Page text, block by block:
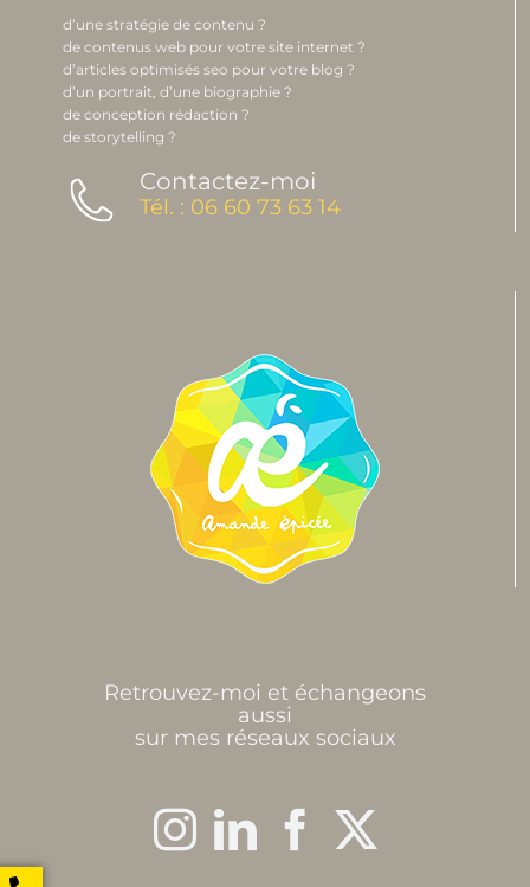
d’une stratégie de contenu ?
de contenus web pour votre site internet ?
d’articles optimisés seo pour votre blog ?
d’un portrait, d’une biographie ?
de conception rédaction ?
de storytelling ?
Contactez-moi
Tél. : 06 60 73 63 14
Retrouvez-moi et échangeons
aussi
sur mes réseaux sociaux